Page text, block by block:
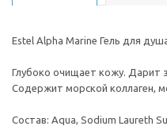
Estel Alpha Marine Гель для
Глубоко очищает кожу. Дарит
Содержит морской коллаген,
Состав: Aqua, Sodium Laureth